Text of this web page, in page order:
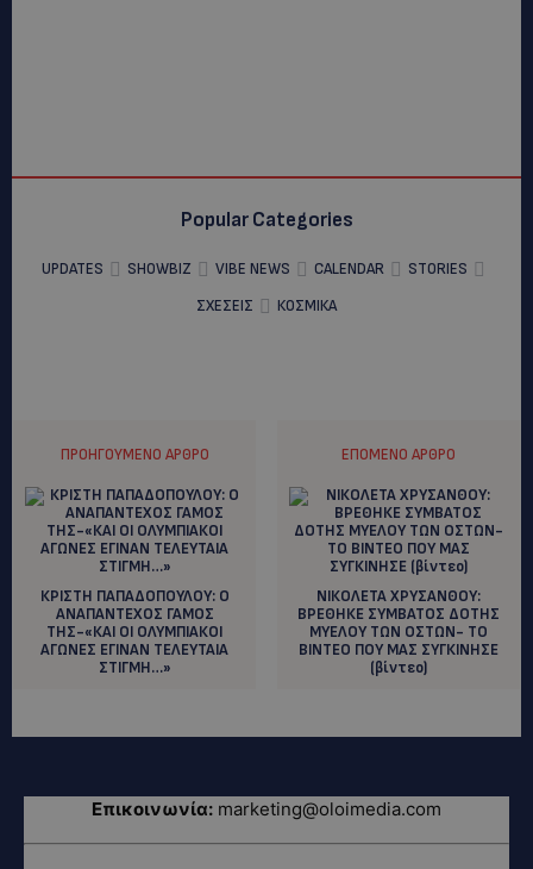
Popular Categories
UPDATES SHOWBIZ VIBE NEWS CALENDAR
STORIES
ΣΧΕΣΕΙΣ
ΚΟΣΜΙΚΑ
ΠΡΟΗΓΟΎΜΕΝΟ ΆΡΘΡΟ
ΚΡΙΣΤΗ ΠΑΠΑΔΟΠΟΥΛΟΥ: Ο
ΑΝΑΠΑΝΤΕΧΟΣ ΓΑΜΟΣ
ΤΗΣ-«ΚΑΙ ΟΙ ΟΛΥΜΠΙΑΚΟΙ
ΑΓΩΝΕΣ ΕΓΙΝΑΝ ΤΕΛΕΥΤΑΙΑ
ΣΤΙΓΜΗ…»
ΕΠΌΜΕΝΟ ΆΡΘΡΟ
ΝΙΚΟΛΕΤΑ ΧΡΥΣΑΝΘΟΥ:
ΒΡΕΘΗΚΕ ΣΥΜΒΑΤΟΣ ΔΟΤΗΣ
ΜΥΕΛΟΥ ΤΩΝ ΟΣΤΩΝ- ΤΟ
ΒΙΝΤΕΟ ΠΟΥ ΜΑΣ ΣΥΓΚΙΝΗΣΕ
(βίντεο)
Επικοινωνία: marketing@oloimedia.com